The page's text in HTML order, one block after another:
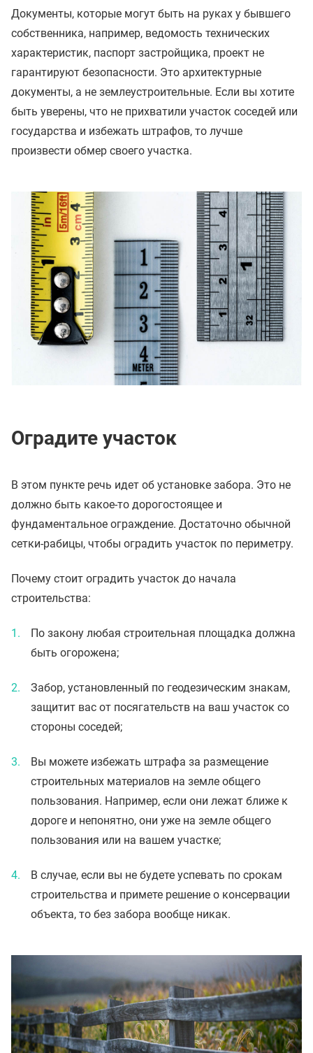
Документы, которые могут быть на руках у бывшего
собственника, например, ведомость технических
характеристик, паспорт застройщика, проект не
гарантируют безопасности. Это архитектурные
документы, а не землеустроительные. Если вы хотите
быть уверены, что не прихватили участок соседей или
государства и избежать штрафов, то лучше
произвести обмер своего участка.
Оградите участок
В этом пункте речь идет об установке забора. Это не
должно быть какое-то дорогостоящее и
фундаментальное ограждение. Достаточно обычной
сетки-рабицы, чтобы оградить участок по периметру.
Почему стоит оградить участок до начала
строительства:
По закону любая строительная площадка должна
быть огорожена;
Забор, установленный по геодезическим знакам,
защитит вас от посягательств на ваш участок со
стороны соседей;
Вы можете избежать штрафа за размещение
строительных материалов на земле общего
пользования. Например, если они лежат ближе к
дороге и непонятно, они уже на земле общего
пользования или на вашем участке;
В случае, если вы не будете успевать по срокам
строительства и примете решение о консервации
объекта, то без забора вообще никак.